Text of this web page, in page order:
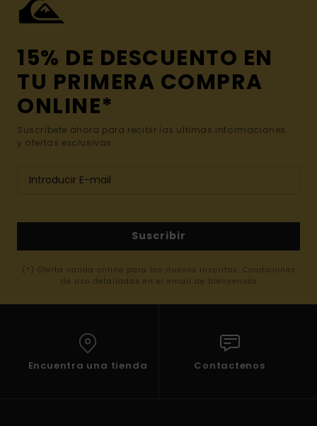
15% DE DESCUENTO EN
TU PRIMERA COMPRA
ONLINE*
Suscríbete ahora para recibir las ultimas informaciones
y ofertas exclusivas.
Suscribir
(*) Oferta valida online para los nuevos inscritos. Condiciones
de uso detalladas en el email de bienvenida
Encuentra una tienda Contactenos